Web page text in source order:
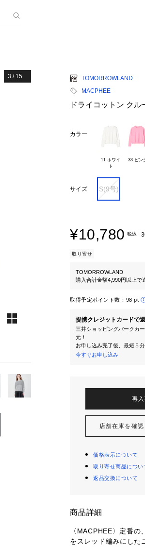
3 / 15
TOMORROWLAND
MACPHEE
ドライコットン ク
カラー
11 ホワイ
33 ピン
サイズ S(9号)
¥10,780 税込
取り寄せ
TOMORROWLAND
購入合計金額4,990円以上で
取得予定ポイント数： 98 pt
提携クレジットカードで
三井ショッピングパークカ
元！
お申し込み完了後、最短５
今すぐお申し込み
再
店舗在庫を確認
価格表示について
取り寄せ商品につい
返品交換について
商品詳細
〈MACPHEE〉定番
をスレッド編みにした